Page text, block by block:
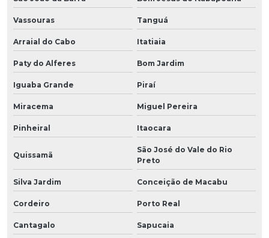
Vassouras Tanguá
Arraial do Cabo Itatiaia
Paty do Alferes Bom Jardim
Iguaba Grande Piraí
Miracema Miguel Pereira
Pinheiral Itaocara
Quissamã
São José do Vale do Rio
Preto
Silva Jardim Conceição de Macabu
Cordeiro Porto Real
Cantagalo Sapucaia